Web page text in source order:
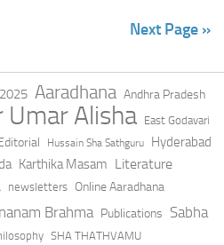
Next Page »
2025 Aaradhana Andhra Pradesh
Umar Alisha East Godavari
Hussain Sha Sathguru Hyderabad
Karthika Masam Literature
newsletters Online Aaradhana
Brahma Publications Sabha
SHA THATHVAMU